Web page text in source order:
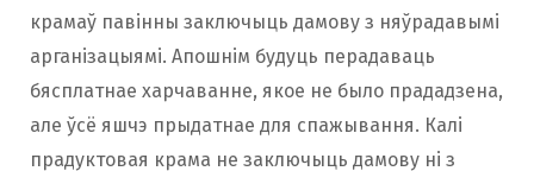
крамаў павінны заключыць дамову з няўрадавымі
арганізацыямі. Апошнім будуць перадаваць
бясплатнае харчаванне, якое не было прададзена,
але ўсё яшчэ прыдатнае для спажывання. Калі
прадуктовая крама не заключыць дамову ні з